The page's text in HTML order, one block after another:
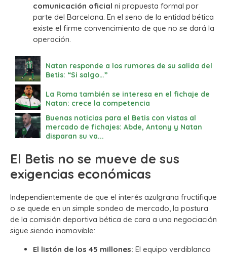
comunicación oficial ni propuesta formal por
parte del Barcelona. En el seno de la entidad bética
existe el firme convencimiento de que no se dará la
operación.
Natan responde a los rumores de su salida del
Betis: “Si salgo…”
La Roma también se interesa en el fichaje de
Natan: crece la competencia
Buenas noticias para el Betis con vistas al
mercado de fichajes: Abde, Antony y Natan
disparan su va...
El Betis no se mueve de sus
exigencias económicas
Independientemente de que el interés azulgrana fructifique
o se quede en un simple sondeo de mercado, la postura
de la comisión deportiva bética de cara a una negociación
sigue siendo inamovible:
El listón de los 45 millones: El equipo verdiblanco